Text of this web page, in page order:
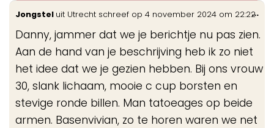
Jongstel uit Utrecht schreef op 4 november 2024 om 22:22
Danny, jammer dat we je berichtje nu pas zien.
Aan de hand van je beschrijving heb ik zo niet
het idee dat we je gezien hebben. Bij ons vrouw
30, slank lichaam, mooie c cup borsten en
stevige ronde billen. Man tatoeages op beide
armen. Basenvivian, zo te horen waren we net
...